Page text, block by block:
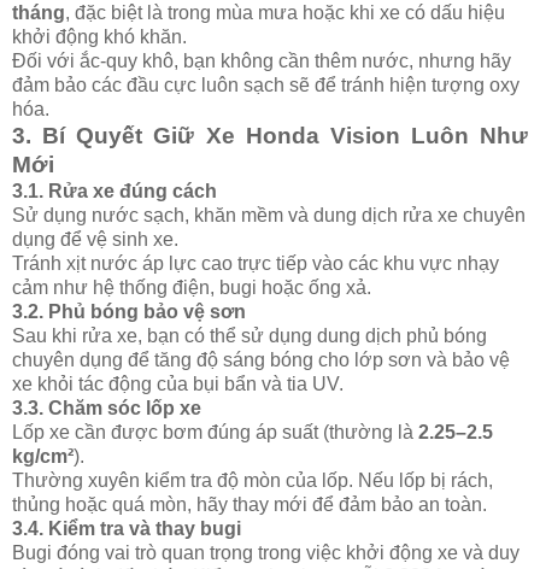
tháng, đặc biệt là trong mùa mưa hoặc khi xe có dấu hiệu
khởi động khó khăn.
Đối với ắc-quy khô, bạn không cần thêm nước, nhưng hãy
đảm bảo các đầu cực luôn sạch sẽ để tránh hiện tượng oxy
hóa.
3. Bí Quyết Giữ Xe Honda Vision Luôn Như
Mới
3.1. Rửa xe đúng cách
Sử dụng nước sạch, khăn mềm và dung dịch rửa xe chuyên
dụng để vệ sinh xe.
Tránh xịt nước áp lực cao trực tiếp vào các khu vực nhạy
cảm như hệ thống điện, bugi hoặc ống xả.
3.2. Phủ bóng bảo vệ sơn
Sau khi rửa xe, bạn có thể sử dụng dung dịch phủ bóng
chuyên dụng để tăng độ sáng bóng cho lớp sơn và bảo vệ
xe khỏi tác động của bụi bẩn và tia UV.
3.3. Chăm sóc lốp xe
Lốp xe cần được bơm đúng áp suất (thường là 2.25–2.5
kg/cm²).
Thường xuyên kiểm tra độ mòn của lốp. Nếu lốp bị rách,
thủng hoặc quá mòn, hãy thay mới để đảm bảo an toàn.
3.4. Kiểm tra và thay bugi
Bugi đóng vai trò quan trọng trong việc khởi động xe và duy